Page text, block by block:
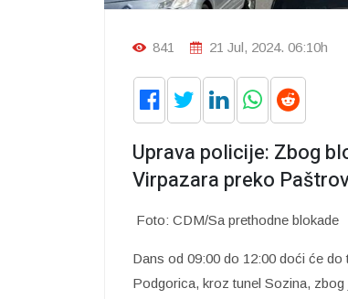
841 21 Jul, 2024. 06:10h
Uprava policije: Zbog
Virpazara preko
Foto: CDM/Sa prethodne blokade
Dans od 09:00 do 12:00 doći će
Podgorica, kroz tunel Sozina,